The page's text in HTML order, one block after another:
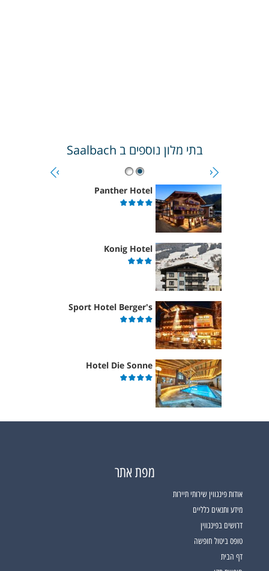
בתי מלון נוספים ב Saalbach
Panther Hotel
Konig Hotel
Sport Hotel Berger's
Hotel Die Sonne
מפת אתר
אודות פינגווין שירותי תיירות
מידע ותנאים כלליים
דרושים בפינגווין
טופס ביטול חופשה
דף הבית